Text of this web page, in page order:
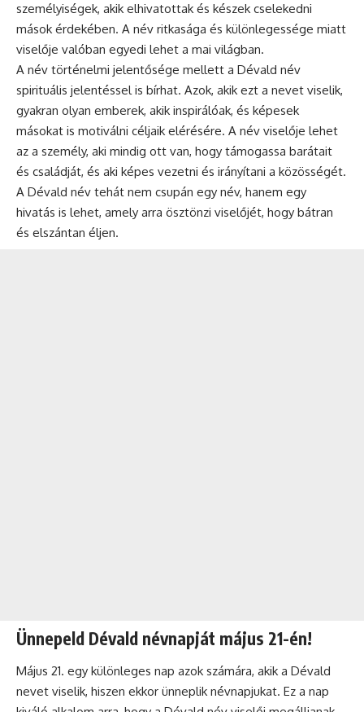
személyiségek, akik elhivatottak és készek cselekedni
mások érdekében. A név ritkasága és különlegessége miatt
viselője valóban egyedi lehet a mai világban.
A név történelmi jelentősége mellett a Dévald név
spirituális jelentéssel is bírhat. Azok, akik ezt a nevet viselik,
gyakran olyan emberek, akik inspirálóak, és képesek
másokat is motiválni céljaik elérésére. A név viselője lehet
az a személy, aki mindig ott van, hogy támogassa barátait
és családját, és aki képes vezetni és irányítani a közösségét.
A Dévald név tehát nem csupán egy név, hanem egy
hivatás is lehet, amely arra ösztönzi viselőjét, hogy bátran
és elszántan éljen.
Ünnepeld Dévald névnapját május 21-én!
Május 21. egy különleges nap azok számára, akik a Dévald
nevet viselik, hiszen ekkor ünneplik névnapjukat. Ez a nap